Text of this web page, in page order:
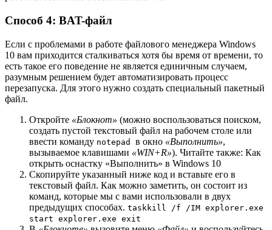
Способ 4: BAT-файл
Если с проблемами в работе файлового менеджера Windows
10 вам приходится сталкиваться хотя бы время от времени, то
есть такое его поведение не является единичным случаем,
разумным решением будет автоматизировать процесс
перезапуска. Для этого нужно создать специальный пакетный
файл.
Откройте «Блокнот» (можно воспользоваться поиском,
создать пустой текстовый файл на рабочем столе или
ввести команду notepad в окно «Выполнить»,
вызываемое клавишами «WIN+R»). Читайте также: Как
открыть оснастку «Выполнить» в Windows 10
Скопируйте указанный ниже код и вставьте его в
текстовый файл. Как можно заметить, он состоит из
команд, которые мы с вами использовали в двух
предыдущих способах. taskkill /f /IM explorer.exe
start explorer.exe exit